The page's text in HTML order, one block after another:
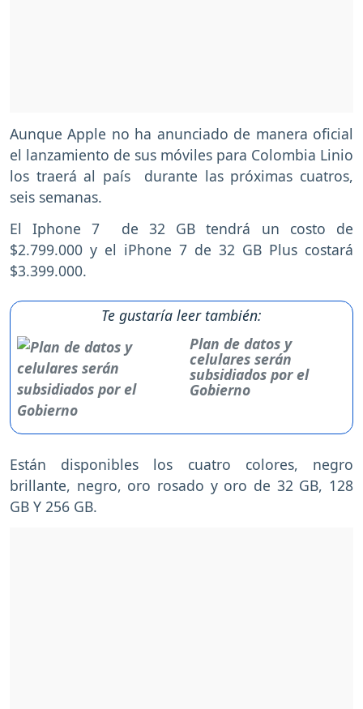
Aunque Apple no ha anunciado de manera oficial
el lanzamiento de sus móviles para Colombia Linio
los traerá al país durante las próximas cuatros,
seis semanas.
El Iphone 7 de 32 GB tendrá un costo de
$2.799.000 y el iPhone 7 de 32 GB Plus costará
$3.399.000.
Te gustaría leer también:
Plan de datos y
celulares serán
subsidiados por el
Gobierno
Están disponibles los cuatro colores, negro
brillante, negro, oro rosado y oro de 32 GB, 128
GB Y 256 GB.